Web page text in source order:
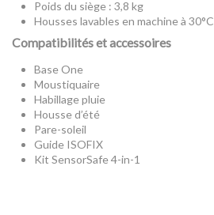
Poids du siège : 3,8 kg
Housses lavables en machine à 30°C
Compatibilités et accessoires
Base One
Moustiquaire
Habillage pluie
Housse d’été
Pare-soleil
Guide ISOFIX
Kit SensorSafe 4-in-1